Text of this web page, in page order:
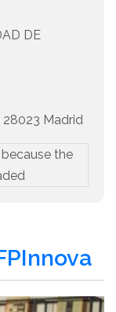
DE
28023 Madrid
the